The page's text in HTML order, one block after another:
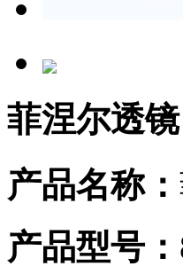
菲涅尔透镜
产品名称：
产品型号：